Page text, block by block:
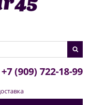
+7 (909) 722-18-99